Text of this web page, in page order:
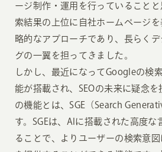
ージ制作・運用を行っていることと
索結果の上位に自社ホームページ
略的なアプローチであり、長らく
グの一翼を担ってきました。
しかし、最近になってGoogleの検
能が搭載され、SEOの未来に疑念を
の機能とは、SGE（Search
す。SGEは、AIに搭載された高度な
ることで、よりユーザーの検索意